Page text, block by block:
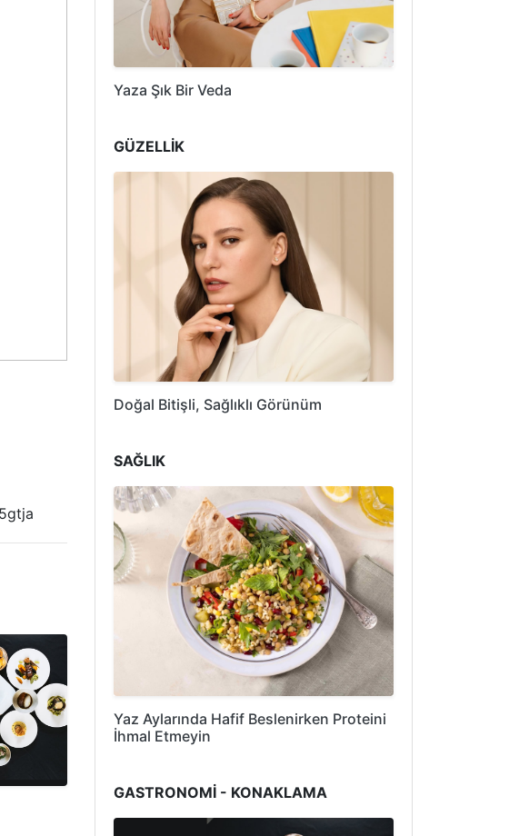
Yaza Şık Bir Veda
GÜZELLİK
Doğal Bitişli, Sağlıklı Görünüm
SAĞLIK
Yaz Aylarında Hafif Beslenirken Proteini
İhmal Etmeyin
GASTRONOMİ - KONAKLAMA